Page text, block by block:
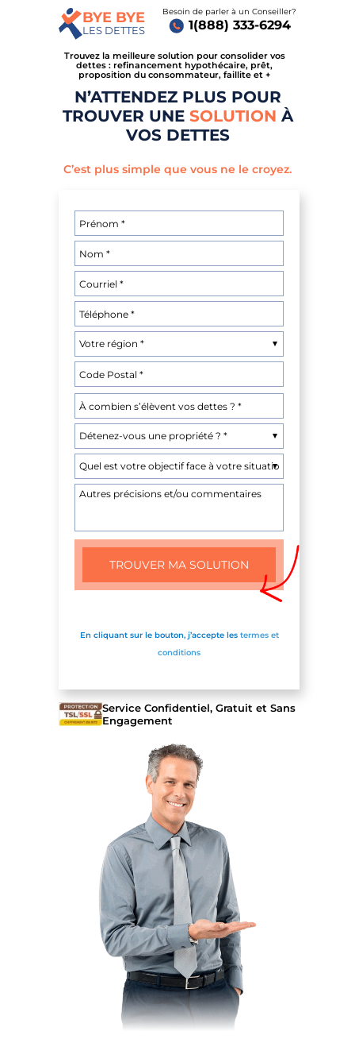
Besoin de parler à un Conseiller?
1(888) 333-6294
BYE BYE
LES DETTES
Trouvez la meilleure solution pour consolider vos
dettes : refinancement hypothécaire, prêt,
proposition du consommateur, faillite et +
N’ATTENDEZ PLUS POUR
TROUVER UNE SOLUTION À
VOS DETTES
C’est plus simple que vous ne le croyez.
En cliquant sur le bouton, j’accepte les termes et
conditions
Service Confidentiel, Gratuit et Sans
Engagement